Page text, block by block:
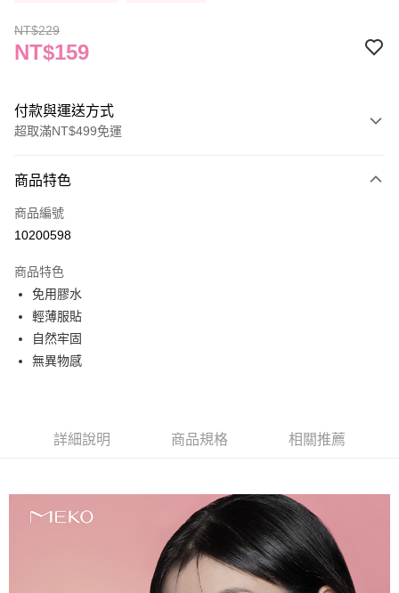
NT$229
NT$159
付款與運送方式
超取滿NT$499免運
信用卡一次付款
信用卡分期付款
合作金庫商業銀行
華南商業銀行
上海商業儲蓄銀行
國泰世華商業銀行
臺灣中小企業銀行
玉山商業銀行
星展（台灣）商業銀行
台新國際商業銀行
中國信託商業銀行
超商取貨付款
LINE Pay
Apple Pay
AFTEE先享後付
【關於「AFTEE先享後付」】
AFTEE先享後付是「在收到商品之後才付款」的支付方式。 讓您購物簡單
便利好安心！
１．簡單：不需註冊會員、不需綁卡、不需儲值。
２．便利：只要手機號碼，簡訊認證，即可結帳。
３．安心：先確認商品／服務後，再付款。
商品特色
商品編號
10200598
商品特色
免用膠水
輕薄服貼
自然牢固
無異物感
詳細說明 商品規格 相關推薦